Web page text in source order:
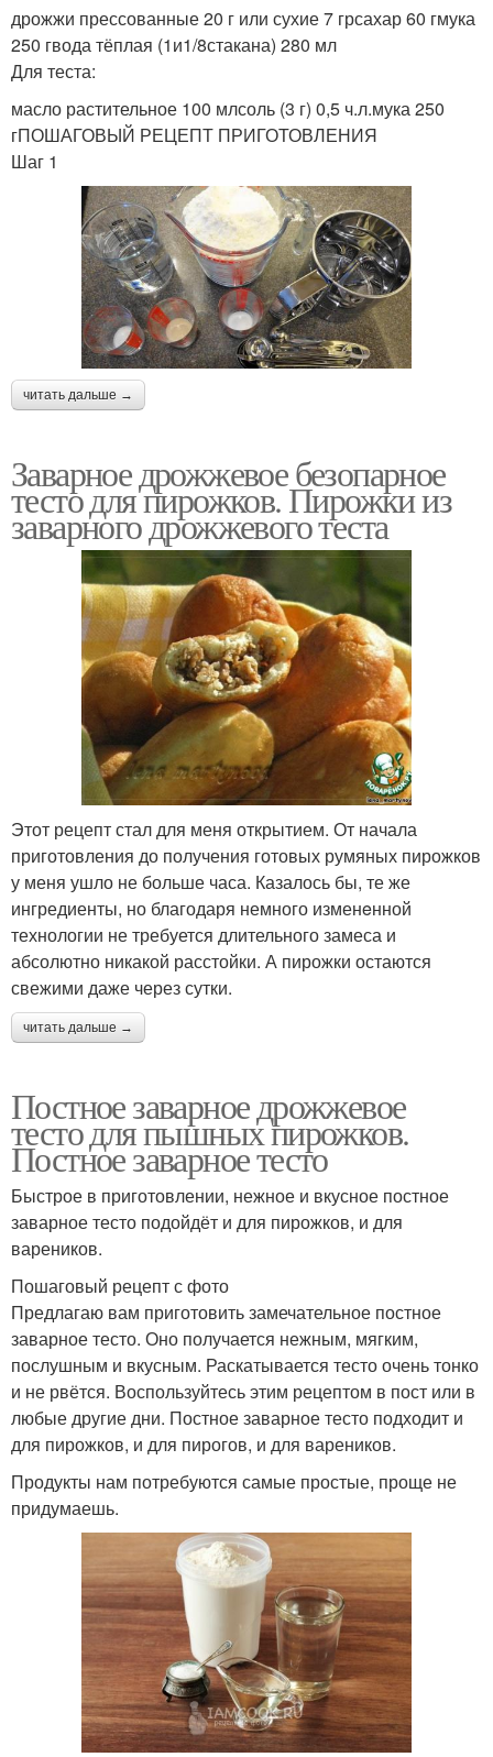
дрожжи прессованные 20 г или сухие 7 грсахар 60 гмука
250 гвода тёплая (1и1/8стакана) 280 мл
Для теста:
масло растительное 100 млсоль (3 г) 0,5 ч.л.мука 250
гПОШАГОВЫЙ РЕЦЕПТ ПРИГОТОВЛЕНИЯ
Шаг 1
читать дальше →
Заварное дрожжевое безопарное
тесто для пирожков. Пирожки из
заварного дрожжевого теста
Этот рецепт стал для меня открытием. От начала
приготовления до получения готовых румяных пирожков
у меня ушло не больше часа. Казалось бы, те же
ингредиенты, но благодаря немного изменeнной
технологии не требуется длительного замеса и
абсолютно никакой расстойки. А пирожки остаются
свежими даже через сутки.
читать дальше →
Постное заварное дрожжевое
тесто для пышных пирожков.
Постное заварное тесто
Быстрое в приготовлении, нежное и вкусное постное
заварное тесто подойдёт и для пирожков, и для
вареников.
Пошаговый рецепт с фото
Предлагаю вам приготовить замечательное постное
заварное тесто. Оно получается нежным, мягким,
послушным и вкусным. Раскатывается тесто очень тонко
и не рвётся. Воспользуйтесь этим рецептом в пост или в
любые другие дни. Постное заварное тесто подходит и
для пирожков, и для пирогов, и для вареников.
Продукты нам потребуются самые простые, проще не
придумаешь.